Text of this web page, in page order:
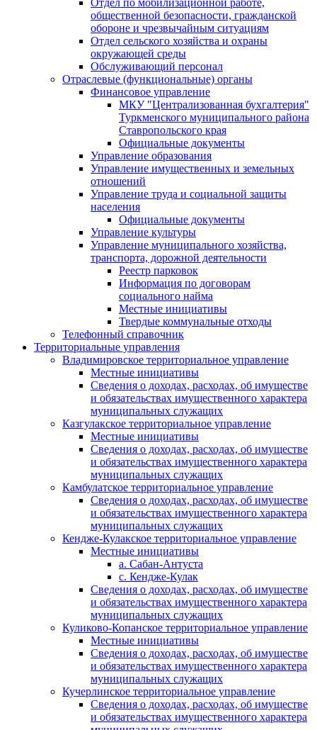
общественной безопасности, гражданской
оборонe и чрезвычайным ситуациям
Отдел сельского хозяйства и охраны
окружающей среды
Обслуживающий персонал
Отраслевые (функциональные) органы
Финансовое управление
МКУ "Централизованная бухгалтерия"
Туркменского муниципального района
Ставропольского края
Официальные документы
Управление образования
Управление имущественных и земельных
отношений
Управление труда и социальной защиты
населения
Официальные документы
Управление культуры
Управление муниципального хозяйства,
транспорта, дорожной деятельности
Реестр парковок
Информация по договорам
социального найма
Местные инициативы
Твердые коммунальные отходы
Телефонный справочник
Территориальные управления
Владимировское территориальное управление
Местные инициативы
Сведения о доходах, расходах, об имуществе
и обязательствах имущественного характера
муниципальных служащих
Казгулакское территориальное управление
Местные инициативы
Сведения о доходах, расходах, об имуществе
и обязательствах имущественного характера
муниципальных служащих
Камбулатское территориальное управление
Сведения о доходах, расходах, об имуществе
и обязательствах имущественного характера
муниципальных служащих
Кендже-Кулакское территориальное управление
Местные инициативы
а. Сабан-Антуста
с. Кендже-Кулак
Сведения о доходах, расходах, об имуществе
и обязательствах имущественного характера
муниципальных служащих
Куликово-Копанское территориальное управление
Местные инициативы
Сведения о доходах, расходах, об имуществе
и обязательствах имущественного характера
муниципальных служащих
Кучерлинское территориальное управление
Сведения о доходах, расходах, об имуществе
и обязательствах имущественного характера